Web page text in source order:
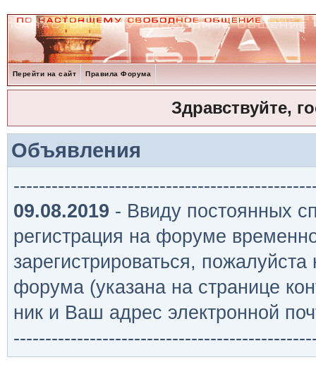
Перейти на сайт Правила Форума
Здравствуйте,
Объявления
09.08.2019 - Ввиду постоянных
регистрация на форуме
зарегистрироваться,
форума (указана на странице
ник и Ваш адрес электронной